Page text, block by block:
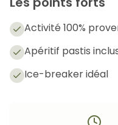
Activité 100%
Apéritif pastis
Ice-breaker idéal